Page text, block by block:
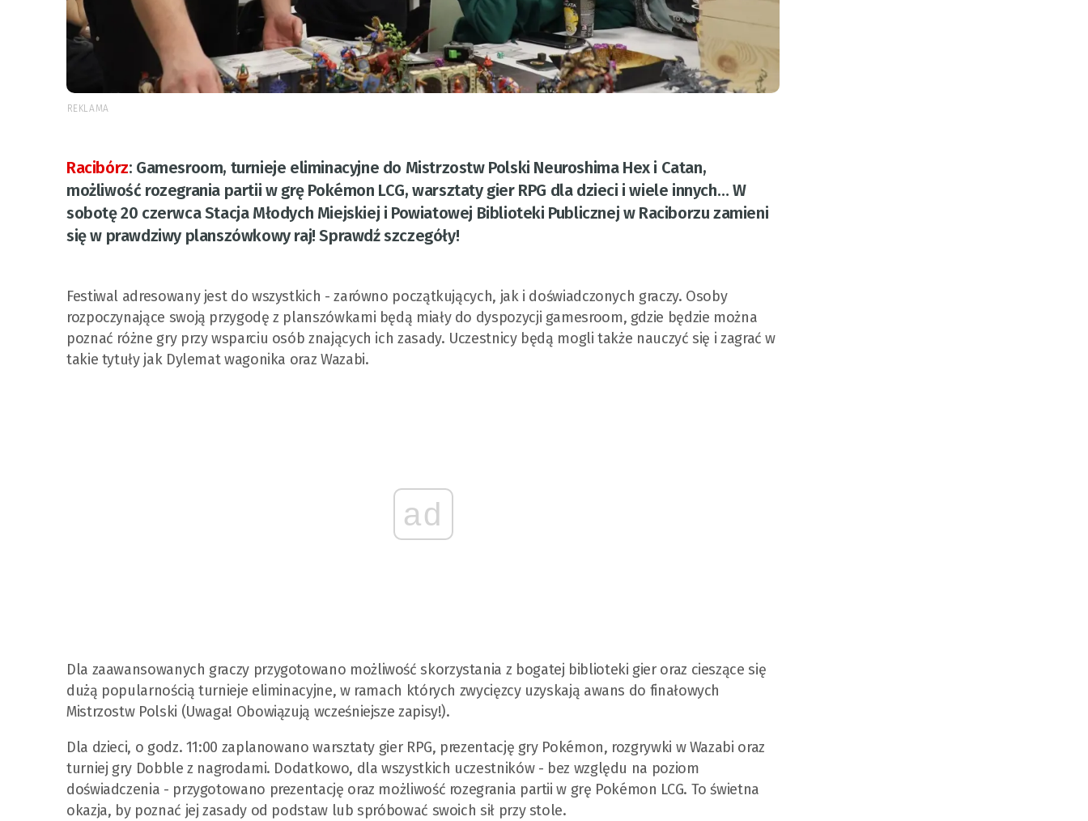
REKLAMA
Racibórz: Gamesroom, turnieje eliminacyjne do Mistrzostw Polski Neuroshima Hex i Catan,
możliwość rozegrania partii w grę Pokémon LCG, warsztaty gier RPG dla dzieci i wiele innych… W
sobotę 20 czerwca Stacja Młodych Miejskiej i Powiatowej Biblioteki Publicznej w Raciborzu zamieni
się w prawdziwy planszówkowy raj! Sprawdź szczegóły!
Festiwal adresowany jest do wszystkich - zarówno początkujących, jak i doświadczonych graczy. Osoby
rozpoczynające swoją przygodę z planszówkami będą miały do dyspozycji gamesroom, gdzie będzie można
poznać różne gry przy wsparciu osób znających ich zasady. Uczestnicy będą mogli także nauczyć się i zagrać w
takie tytuły jak Dylemat wagonika oraz Wazabi.
ad
Dla zaawansowanych graczy przygotowano możliwość skorzystania z bogatej biblioteki gier oraz cieszące się
dużą popularnością turnieje eliminacyjne, w ramach których zwycięzcy uzyskają awans do finałowych
Mistrzostw Polski (Uwaga! Obowiązują wcześniejsze zapisy!).
Dla dzieci, o godz. 11:00 zaplanowano warsztaty gier RPG, prezentację gry Pokémon, rozgrywki w Wazabi oraz
turniej gry Dobble z nagrodami. Dodatkowo, dla wszystkich uczestników - bez względu na poziom
doświadczenia - przygotowano prezentację oraz możliwość rozegrania partii w grę Pokémon LCG. To świetna
okazja, by poznać jej zasady od podstaw lub spróbować swoich sił przy stole.